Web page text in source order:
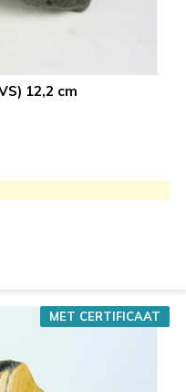
12,2 cm
MET CERTIFICAAT